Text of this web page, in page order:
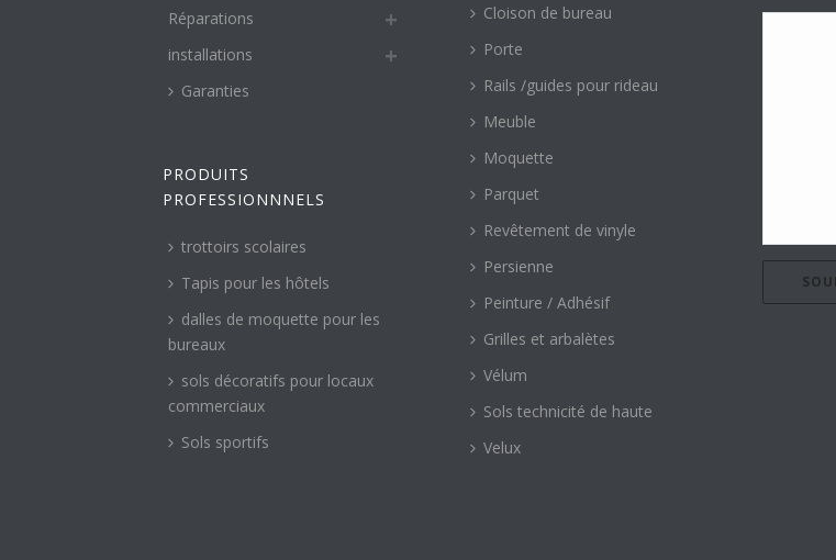
Réparations
installations
Garanties
PRODUITS
PROFESSIONNNELS
trottoirs scolaires
Tapis pour les hôtels
dalles de moquette pour les
bureaux
sols décoratifs pour locaux
commerciaux
Sols sportifs
Cloison de bureau
Porte
Rails /guides pour rideau
Meuble
Moquette
Parquet
Revêtement de vinyle
Persienne
Peinture / Adhésif
Grilles et arbalètes
Vélum
Sols technicité de haute
Velux